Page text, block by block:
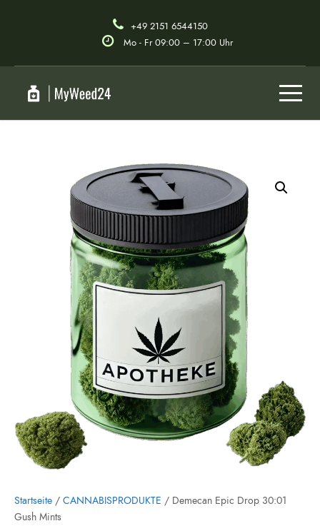
+49 2151 6544150
Mo - Fr 09:00 – 17:00 Uhr
Startseite / CANNABISPRODUKTE / Demecan Epic Drop 30:01
Gush Mints